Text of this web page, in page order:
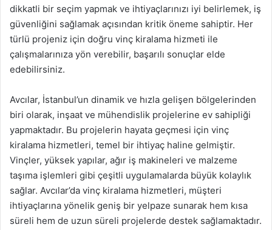
dikkatli bir seçim yapmak ve ihtiyaçlarınızı iyi belirlemek, iş
güvenliğini sağlamak açısından kritik öneme sahiptir. Her
türlü projeniz için doğru vinç kiralama hizmeti ile
çalışmalarınıza yön verebilir, başarılı sonuçlar elde
edebilirsiniz.
Avcılar, İstanbul’un dinamik ve hızla gelişen bölgelerinden
biri olarak, inşaat ve mühendislik projelerine ev sahipliği
yapmaktadır. Bu projelerin hayata geçmesi için vinç
kiralama hizmetleri, temel bir ihtiyaç haline gelmiştir.
Vinçler, yüksek yapılar, ağır iş makineleri ve malzeme
taşıma işlemleri gibi çeşitli uygulamalarda büyük kolaylık
sağlar. Avcılar’da vinç kiralama hizmetleri, müşteri
ihtiyaçlarına yönelik geniş bir yelpaze sunarak hem kısa
süreli hem de uzun süreli projelerde destek sağlamaktadır.